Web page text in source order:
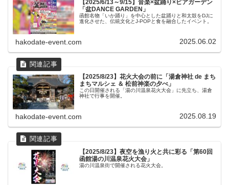
【2025/6/13～9/15】音楽×盆踊り×ビアガーデン
「盆DANCE GARDEN」
函館名物「いか踊り」を中心とした盆踊りと和太鼓をDJに
進化させた、伝統文化とJ-POPと食を融合したイベント。
hakodate-event.com 2025.06.02
【2025/8/23】花火大会の前に「湯倉神社 de まち
まちマルシェ ＆ 松前神楽の夕べ」
この日開催される「湯の川温泉花火大会」に先立ち、湯倉
神社で行事を開催。
hakodate-event.com 2025.08.19
【2025/8/23】夜空を漁り火と共に彩る「第60回
函館湯の川温泉花火大会」
湯の川温泉街で開催される花火大会。